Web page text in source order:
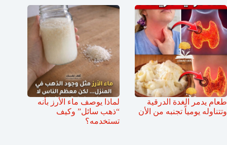
طعام يدمر الغدة الدرقية
وتتناوله يومياً تجنبه من الأن
لماذا يوصف ماء الأرز بأنه
“ذهب سائل” وكيف
تستخدمه؟